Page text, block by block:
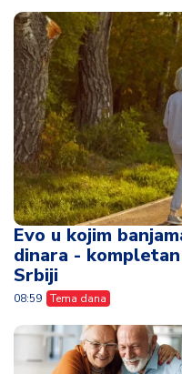
Evo u kojim
dinara -
Srbiji
08:59 Tema dana